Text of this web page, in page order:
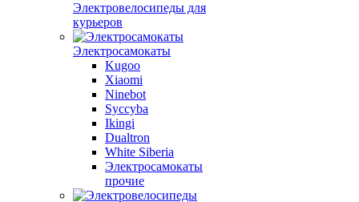
Электровелосипеды для
курьеров
Электросамокаты
Kugoo
Xiaomi
Ninebot
Syccyba
Ikingi
Dualtron
White Siberia
Электросамокаты
прочие